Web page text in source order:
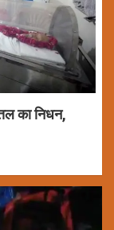
का निधन,